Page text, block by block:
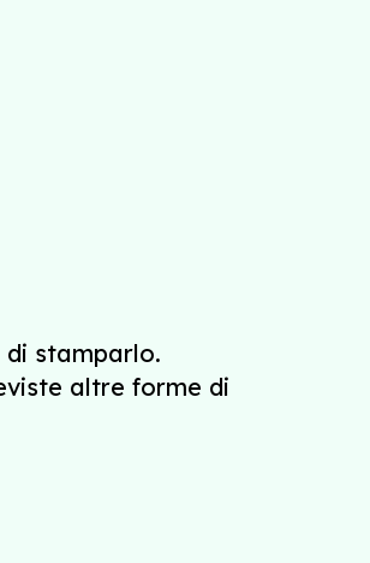
di stamparlo.
altre forme di